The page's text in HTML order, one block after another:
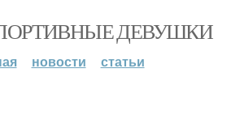
ДЕВУШКИ
новости статьи